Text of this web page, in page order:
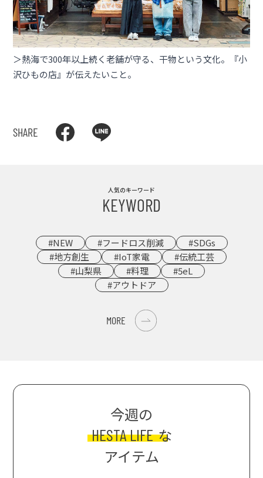
＞熱海で300年以上続く老舗が守る、干物という文化。『小
沢ひもの店』が伝えたいこと。
SHARE
人気のキーワード
KEYWORD
#NEW #フードロス削減
#SDGs
#地方創生
#IoT家電
#伝統工芸
#山梨県
#料理
#5eL
#アウトドア
MORE
今週の
HESTA LIFE な
アイテム